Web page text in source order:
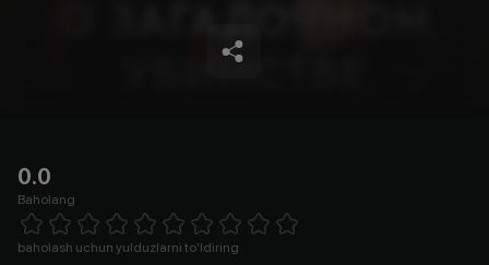
0.0
Baholang
1 Star 2 Stars 3 Stars 4 Stars5 Stars 6 Stars7 Stars8 Stars
baholash uchun yulduzlarni to'ldiring